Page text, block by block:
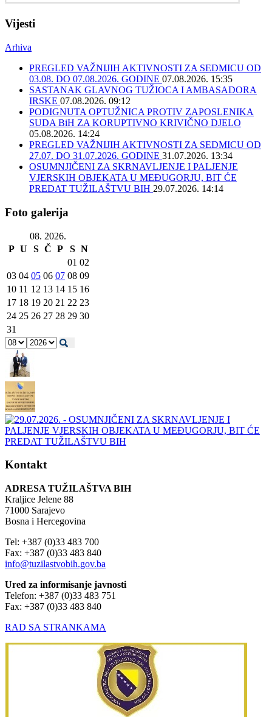
Vijesti
Arhiva
PREGLED VAŽNIJIH AKTIVNOSTI ZA SEDMICU OD
03.08. DO 07.08.2026. GODINE 07.08.2026. 15:35
SASTANAK GLAVNOG TUŽIOCA I AMBASADORA
IRSKE 07.08.2026. 09:12
PODIGNUTA OPTUŽNICA PROTIV ZAPOSLENIKA
SUDA BiH ZA KORUPTIVNO KRIVIČNO DJELO
05.08.2026. 14:24
PREGLED VAŽNIJIH AKTIVNOSTI ZA SEDMICU OD
27.07. DO 31.07.2026. GODINE 31.07.2026. 13:34
OSUMNJIČENI ZA SKRNAVLJENJE I PALJENJE
VJERSKIH OBJEKATA U MEĐUGORJU, BIT ĆE
PREDAT TUŽILAŠTVU BIH 29.07.2026. 14:14
Foto galerija
08. 2026.
P U S Č P S N
01 02
03 04 05 06 07 08 09
10 11 12 13 14 15 16
17 18 19 20 21 22 23
24 25 26 27 28 29 30
31
Kontakt
ADRESA TUŽILAŠTVA BIH
Kraljice Jelene 88
71000 Sarajevo
Bosna i Hercegovina
Tel: +387 (0)33 483 700
Fax: +387 (0)33 483 840
info@tuzilastvobih.gov.ba
Ured za informisanje javnosti
Telefon: +387 (0)33 483 751
Fax: +387 (0)33 483 840
RAD SA STRANKAMA